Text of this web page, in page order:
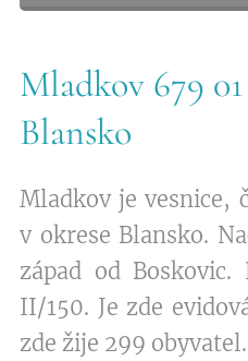
Mladkov 679
Blansko
Mladkov je vesnice,
v okrese Blansko.
západ od Boskovic.
II/150. Je zde
zde žije 299 obyvatel.